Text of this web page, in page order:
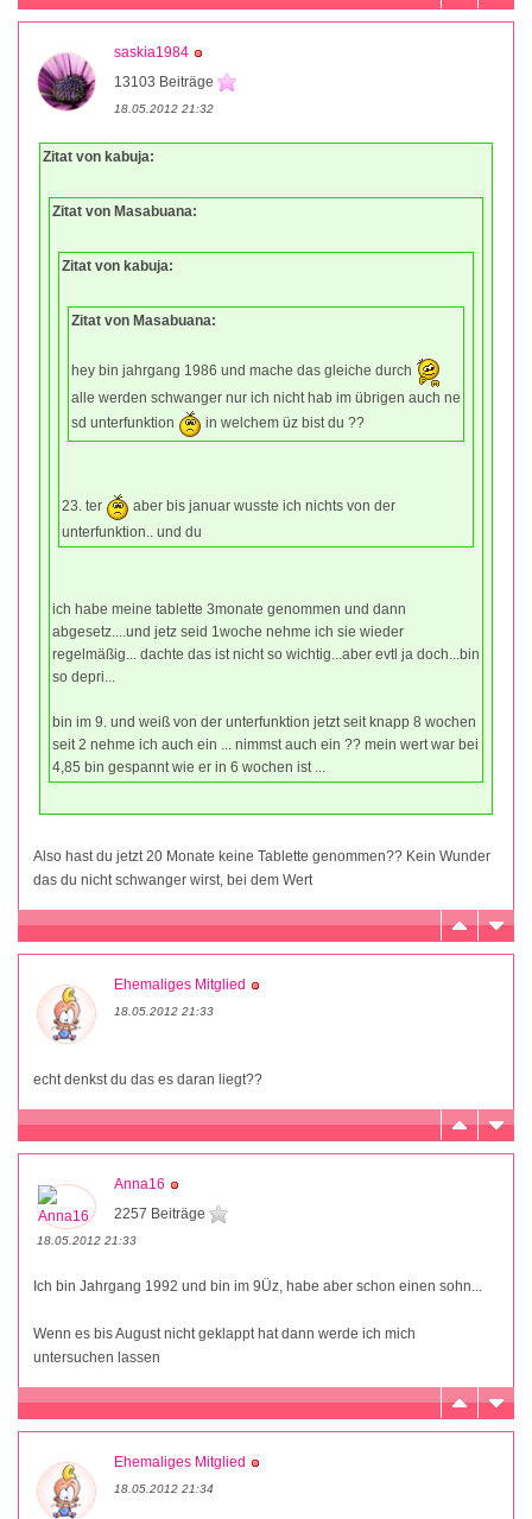
saskia1984
13103 Beiträge
18.05.2012 21:32
Zitat von kabuja:
Zitat von Masabuana:
Zitat von kabuja:
Zitat von Masabuana:
hey bin jahrgang 1986 und mache das gleiche durch
alle werden schwanger nur ich nicht hab im übrigen auch ne
sd unterfunktion
in welchem üz bist du ??
23. ter
aber bis januar wusste ich nichts von der
unterfunktion.. und du
ich habe meine tablette 3monate genommen und dann
abgesetz....und jetz seid 1woche nehme ich sie wieder
regelmäßig... dachte das ist nicht so wichtig...aber evtl ja doch...bin
so depri...
bin im 9. und weiß von der unterfunktion jetzt seit knapp 8 wochen
seit 2 nehme ich auch ein ... nimmst auch ein ?? mein wert war bei
4,85 bin gespannt wie er in 6 wochen ist ...
Also hast du jetzt 20 Monate keine Tablette genommen?? Kein Wunder
das du nicht schwanger wirst, bei dem Wert
Ehemaliges Mitglied
18.05.2012 21:33
echt denkst du das es daran liegt??
Anna16
2257 Beiträge
18.05.2012 21:33
Ich bin Jahrgang 1992 und bin im 9Üz, habe aber schon einen sohn...
Wenn es bis August nicht geklappt hat dann werde ich mich
untersuchen lassen
Ehemaliges Mitglied
18.05.2012 21:34